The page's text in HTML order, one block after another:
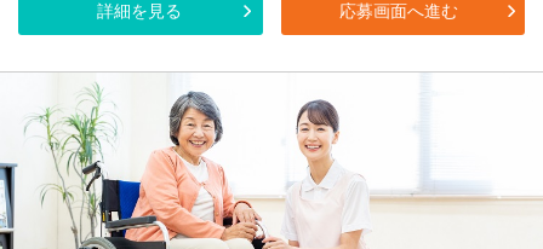
詳細を見る 応募画面へ進む